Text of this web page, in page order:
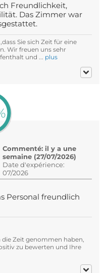
Freundlichkeit,
Das Zimmer war
Sie sich Zeit für eine
Wir freuen uns sehr
und ... plus
Commenté: il y a une
semaine (27/07/2026)
Date d'expérience:
07/2026
Personal freundlich
die Zeit genommen haben,
zu bewerten und Ihre